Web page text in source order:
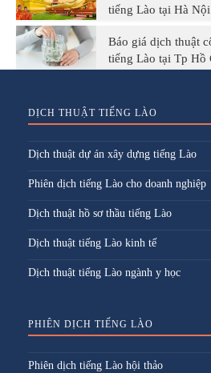
tiếng Lào tại Hà Nội
Báo giá dịch thuật
tiếng Lào tại Tp Hồ
DỊCH THUẬT TIẾNG LÀO
Dịch thuật dự án xây dựng tiếng Lào
Phiên dịch tiếng Lào cho doanh nghiệp
Dịch thuật hồ sơ thầu tiếng Lào
Dịch thuật tiếng Lào kinh tế
Dịch thuật tiếng Lào ngành y học
PHIÊN DỊCH TIẾNG LÀO
Phiên dịch tiếng Lào hội thảo